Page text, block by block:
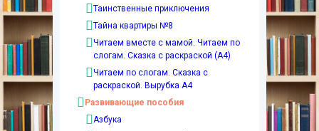
Таинственные приключения
Тайна квартиры №8
Читаем вместе с мамой. Читаем по
слогам. Сказка с раскраской (А4)
Читаем по слогам. Сказка с
раскраской. Вырубка А4
Развивающие пособия
Азбука